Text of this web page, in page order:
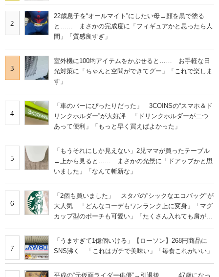
2
22歳息子を“オールマイト”にしたい母→顔を黒で塗る
と…… まさかの完成度に「フィギュアかと思ったら人
間」「質感良すぎ」
3
室外機に100均アイテムをかぶせると…… お手軽な日
光対策に「ちゃんと空間ができてグー」「これで楽しま
す」
4
「車のバーにぴったりだった」 3COINSの“スマホ＆ド
リンクホルダー”が大好評 「ドリンクホルダーが二つ
あって便利」「もっと早く買えばよかった」
5
「もうそれにしか見えない」2児ママが買ったテーブル
→上から見ると…… まさかの光景に「ドアップかと思
いました」「なんて斬新な」
6
「2個も買いました」 スタバの“シックなエコバッグ”が
大人気 「どんなコーデもワンランク上に変身」「マグ
カップ型のポーチも可愛い」「たくさん入れても肩が痛
7
「うますぎて1億個いける」【ローソン】268円商品に
SNS沸く 「これはガチで美味い」「毎食これがいい」
平成の“元仮面ライダー俳優”→引退後…… 47歳になっ